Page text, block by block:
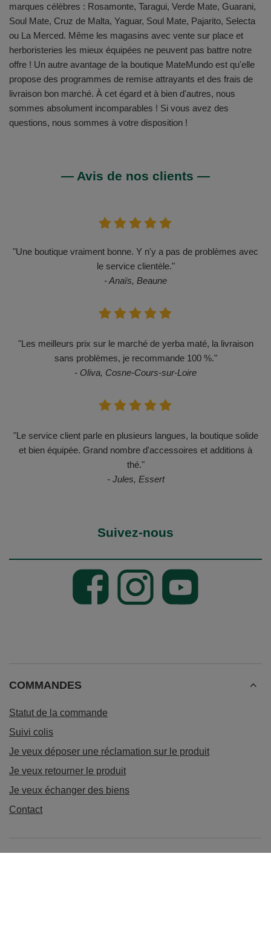
marques célèbres : Rosamonte, Taragui, Verde Mate, Guarani,
Soul Mate, Cruz de Malta, Yaguar, Soul Mate, Pajarito, Selecta
ou La Merced. Même les magasins avec vente sur place et
herboristeries les mieux équipées ne peuvent pas battre notre
offre ! Un autre avantage de la boutique MateMundo est qu'elle
propose des programmes de remise attrayants et des frais de
livraison bon marché. À cet égard et à bien d'autres, nous
sommes absolument incomparables ! Si vous avez des
questions, nous sommes à votre disposition !
— Avis de nos clients —
"Une boutique vraiment bonne. Y n'y a pas de problèmes avec
le service clientèle."
- Anaïs, Beaune
"Les meilleurs prix sur le marché de yerba maté, la livraison
sans problèmes, je recommande 100 %."
- Oliva, Cosne-Cours-sur-Loire
"Le service client parle en plusieurs langues, la boutique solide
et bien équipée. Grand nombre d'accessoires et additions à
thé."
- Jules, Essert
Suivez-nous
COMMANDES
Statut de la commande
Suivi colis
Je veux déposer une réclamation sur le produit
Je veux retourner le produit
Je veux échanger des biens
Contact